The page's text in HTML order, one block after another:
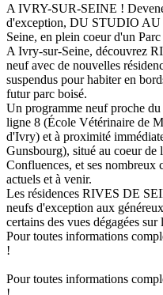
A IVRY-SUR-SEINE !
d'exception, DU STUDIO
Seine, en plein coeur d'un
A Ivry-sur-Seine, découvrez
neuf avec de nouvelles
suspendus pour habiter en
futur parc boisé.
Un programme neuf proche
ligne 8 (École Vétérinaire de
d'Ivry) et à proximité
Gunsbourg), situé au coeur
Confluences, et ses nombreux
actuels et à venir.
Les résidences RIVES DE
neufs d'exception aux
certains des vues dégagées
Pour toutes informations
!
Pour toutes informations